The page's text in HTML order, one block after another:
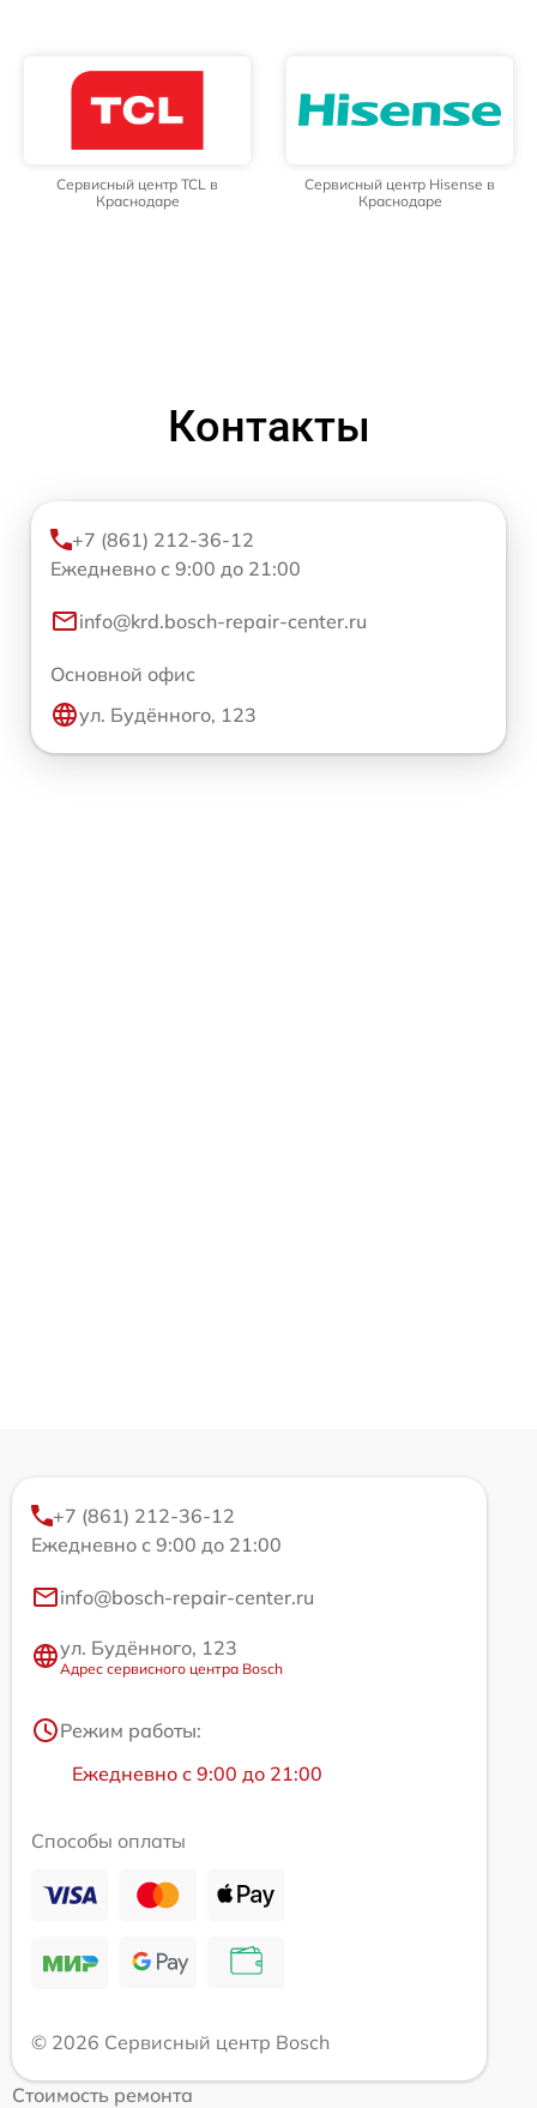
Сервисный центр TCL в
Краснодаре
Сервисный центр Hisense в
Краснодаре
Контакты
+7 (861) 212-36-12
Ежедневно с 9:00 до 21:00
info@krd.bosch-repair-center.ru
Основной офис
ул. Будённого, 123
+7 (861) 212-36-12
Ежедневно с 9:00 до 21:00
info@bosch-repair-center.ru
ул. Будённого, 123
Адрес сервисного центра Bosch
Режим работы:
Ежедневно с 9:00 до 21:00
Способы оплаты
© 2026 Сервисный центр Bosch
Стоимость ремонта